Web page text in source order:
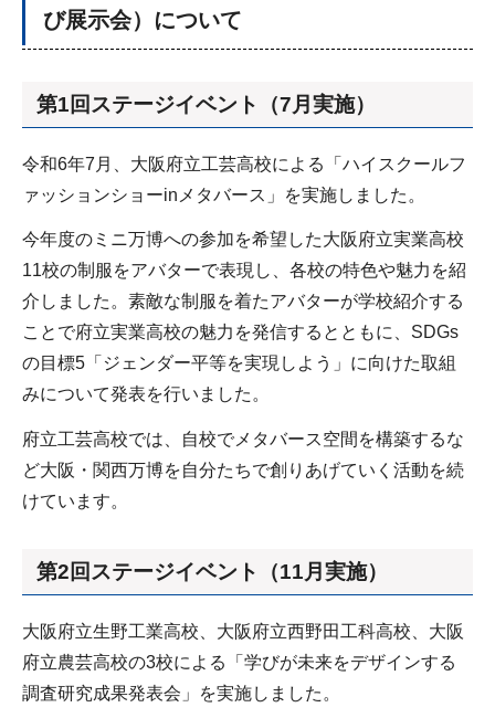
び展示会）について
第1回ステージイベント（7月実施）
令和6年7月、大阪府立工芸高校による「ハイスクールフ
ァッションショーinメタバース」を実施しました。
今年度のミニ万博への参加を希望した大阪府立実業高校
11校の制服をアバターで表現し、各校の特色や魅力を紹
介しました。素敵な制服を着たアバターが学校紹介する
ことで府立実業高校の魅力を発信するとともに、SDGs
の目標5「ジェンダー平等を実現しよう」に向けた取組
みについて発表を行いました。
府立工芸高校では、自校でメタバース空間を構築するな
ど大阪・関西万博を自分たちで創りあげていく活動を続
けています。
第2回ステージイベント（11月実施）
大阪府立生野工業高校、大阪府立西野田工科高校、大阪
府立農芸高校の3校による「学びが未来をデザインする
調査研究成果発表会」を実施しました。